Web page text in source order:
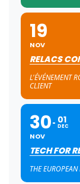
19
NOV
RELACS
L'ÉVÉNEMENT
CLIENT
30
NOV
01
DEC
TECH FOR
THE